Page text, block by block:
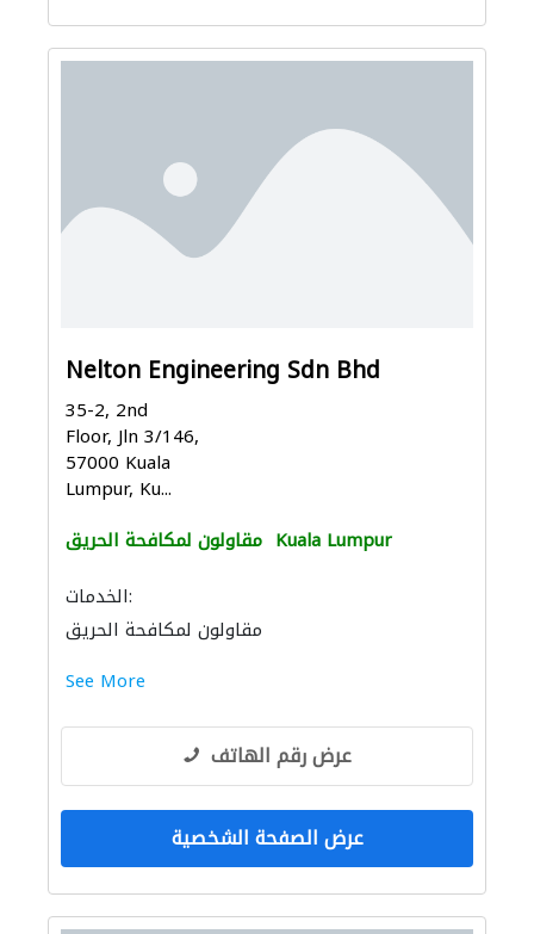
Nelton Engineering Sdn Bhd
35-2, 2nd
Floor, Jln 3/146,
57000 Kuala
Lumpur, Ku...
مقاولون لمكافحة الحريق Kuala Lumpur
الخدمات:
مقاولون لمكافحة الحريق
See More
عرض رقم الهاتف
عرض الصفحة الشخصية